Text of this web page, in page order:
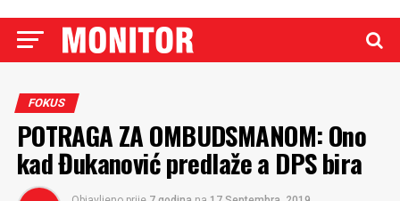
FOKUS
POTRAGA ZA OMBUDSMANOM: Ono
kad Đukanović predlaže a DPS bira